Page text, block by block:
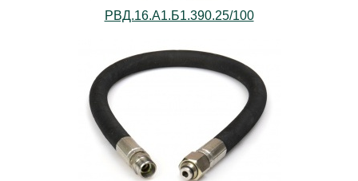
РВД.16.А1.Б1.390.25/100